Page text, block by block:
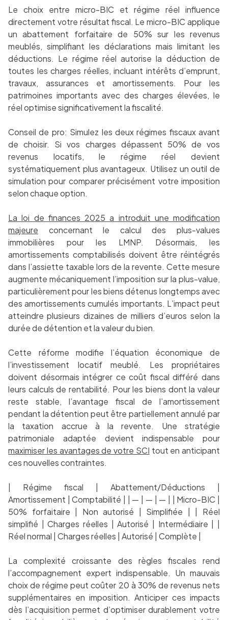
Le choix entre micro-BIC et régime réel influence
directement votre résultat fiscal. Le micro-BIC applique
un abattement forfaitaire de 50% sur les revenus
meublés, simplifiant les déclarations mais limitant les
déductions. Le régime réel autorise la déduction de
toutes les charges réelles, incluant intérêts d’emprunt,
travaux, assurances et amortissements. Pour les
patrimoines importants avec des charges élevées, le
réel optimise significativement la fiscalité.
Conseil de pro: Simulez les deux régimes fiscaux avant
de choisir. Si vos charges dépassent 50% de vos
revenus locatifs, le régime réel devient
systématiquement plus avantageux. Utilisez un outil de
simulation pour comparer précisément votre imposition
selon chaque option.
La loi de finances 2025 a introduit une modification
majeure concernant le calcul des plus-values
immobilières pour les LMNP. Désormais, les
amortissements comptabilisés doivent être réintégrés
dans l’assiette taxable lors de la revente. Cette mesure
augmente mécaniquement l’imposition sur la plus-value,
particulièrement pour les biens détenus longtemps avec
des amortissements cumulés importants. L’impact peut
atteindre plusieurs dizaines de milliers d’euros selon la
durée de détention et la valeur du bien.
Cette réforme modifie l’équation économique de
l’investissement locatif meublé. Les propriétaires
doivent désormais intégrer ce coût fiscal différé dans
leurs calculs de rentabilité. Pour les biens dont la valeur
reste stable, l’avantage fiscal de l’amortissement
pendant la détention peut être partiellement annulé par
la taxation accrue à la revente. Une stratégie
patrimoniale adaptée devient indispensable pour
maximiser les avantages de votre SCI tout en anticipant
ces nouvelles contraintes.
| Régime fiscal | Abattement/Déductions |
Amortissement | Comptabilité | | — | — | — | | Micro-BIC |
50% forfaitaire | Non autorisé | Simplifiée | | Réel
simplifié | Charges réelles | Autorisé | Intermédiaire | |
Réel normal | Charges réelles | Autorisé | Complète |
La complexité croissante des règles fiscales rend
l’accompagnement expert indispensable. Un mauvais
choix de régime peut coûter 20 à 30% de revenus nets
supplémentaires en imposition. Anticiper ces impacts
dès l’acquisition permet d’optimiser durablement votre